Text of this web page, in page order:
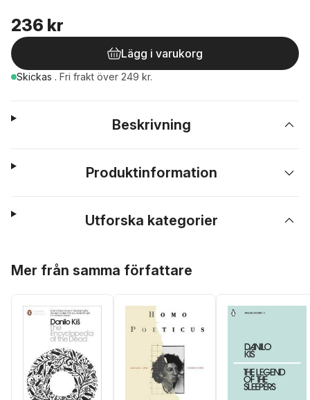
236 kr
Lägg i varukorg
Skickas . Fri frakt över 249 kr.
Beskrivning
Produktinformation
Utforska kategorier
Mer från samma författare